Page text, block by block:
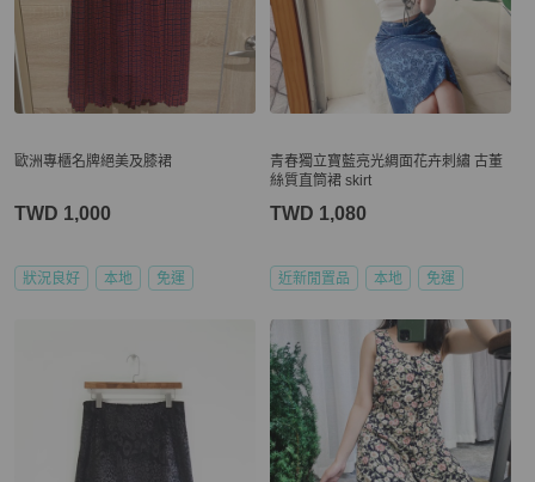
歐洲專櫃名牌絕美及膝裙
TWD 1,000
狀況良好 本地 免運
青春獨立寶藍亮光綢面花卉刺繡 古董
絲質直筒裙 skirt
TWD 1,080
近新閒置品 本地 免運